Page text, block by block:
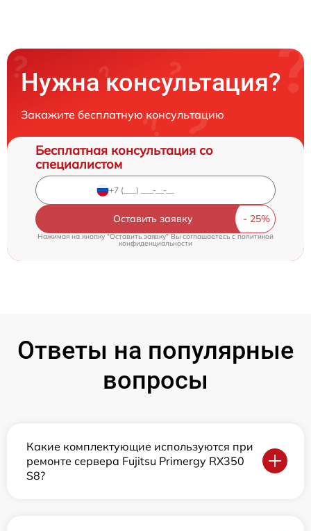
Нужна консультация?
Закажите бесплатную консультацию
Бесплатная консультация со
специалистом
Оставить заявку
Нажимая на кнопку "Оставить заявку" Вы соглашаетесь cполитикой
конфиденциальности
Ответы на популярные
вопросы
Какие комплектующие используются при
ремонте сервера Fujitsu Primergy RX350
S8?